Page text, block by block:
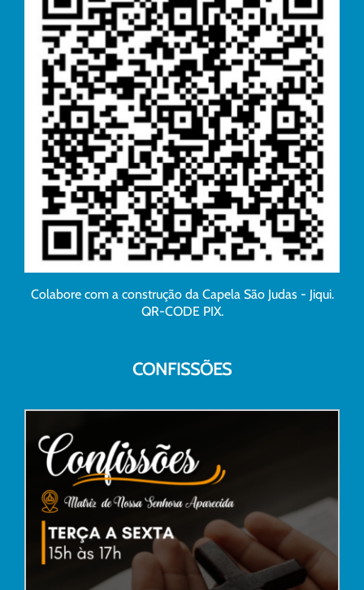
Colabore com a construção da Capela São Judas - Jiqui.
QR-CODE PIX.
CONFISSÕES